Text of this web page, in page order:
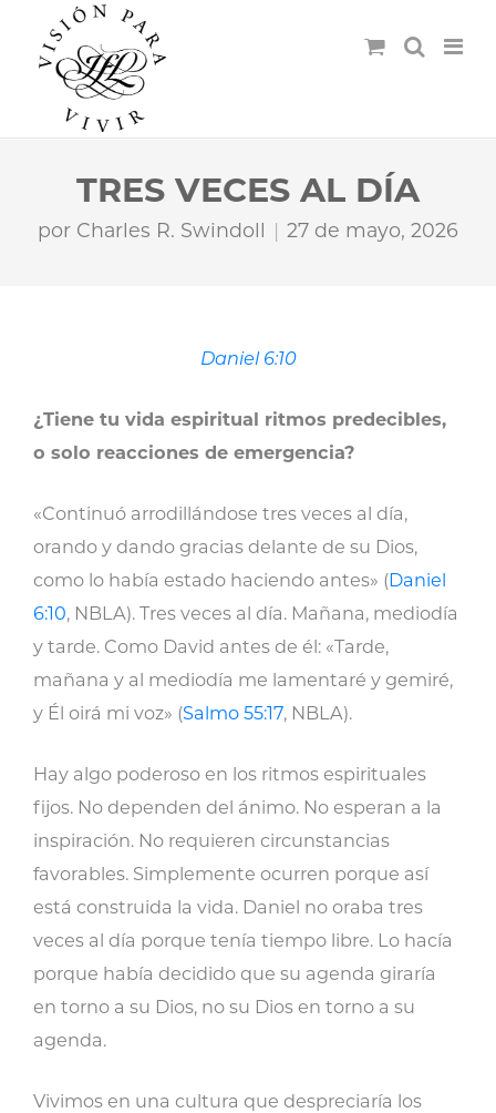
TRES VECES AL DÍA
por Charles R. Swindoll 27 de mayo, 2026
Daniel 6:10
¿Tiene tu vida espiritual ritmos predecibles,
o solo reacciones de emergencia?
«Continuó arrodillándose tres veces al día,
orando y dando gracias delante de su Dios,
como lo había estado haciendo antes» (Daniel
6:10, NBLA). Tres veces al día. Mañana, mediodía
y tarde. Como David antes de él: «Tarde,
mañana y al mediodía me lamentaré y gemiré,
y Él oirá mi voz» (Salmo 55:17, NBLA).
Hay algo poderoso en los ritmos espirituales
fijos. No dependen del ánimo. No esperan a la
inspiración. No requieren circunstancias
favorables. Simplemente ocurren porque así
está construida la vida. Daniel no oraba tres
veces al día porque tenía tiempo libre. Lo hacía
porque había decidido que su agenda giraría
en torno a su Dios, no su Dios en torno a su
agenda.
Vivimos en una cultura que despreciaría los